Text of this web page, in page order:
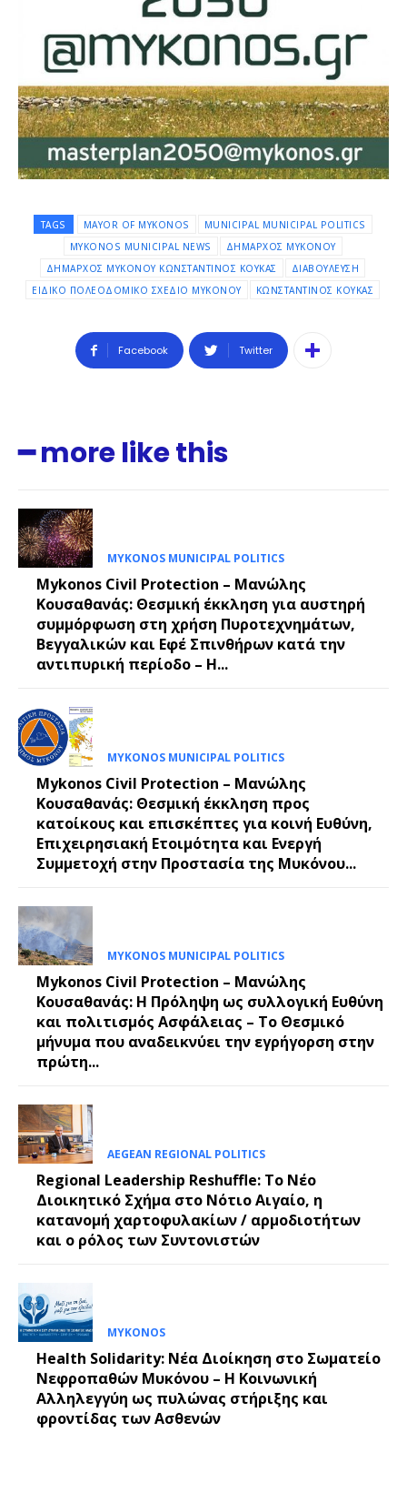
TAGS MAYOR OF MYKONOS
MUNICIPAL MUNICIPAL POLITICS
MYKONOS MUNICIPAL NEWS
ΔΗΜΑΡΧΟΣ ΜΥΚΟΝΟΥ
ΔΗΜΑΡΧΟΣ ΜΥΚΟΝΟΥ ΚΩΝΣΤΑΝΤΙΝΟΣ ΚΟΥΚΑΣ
ΔΙΑΒΟΥΛΕΥΣΗ
ΕΙΔΙΚΟ ΠΟΛΕΟΔΟΜΙΚΟ ΣΧΕΔΙΟ ΜΥΚΟΝΟΥ
ΚΩΝΣΤΑΝΤΙΝΟΣ ΚΟΥΚΑΣ
Facebook Twitter
━ more like this
MYKONOS MUNICIPAL POLITICS
Mykonos Civil Protection – Μανώλης
Κουσαθανάς: Θεσμική έκκληση για αυστηρή
συμμόρφωση στη χρήση Πυροτεχνημάτων,
Βεγγαλικών και Εφέ Σπινθήρων κατά την
αντιπυρική περίοδο – Η...
MYKONOS MUNICIPAL POLITICS
Mykonos Civil Protection – Μανώλης
Κουσαθανάς: Θεσμική έκκληση προς
κατοίκους και επισκέπτες για κοινή Ευθύνη,
Επιχειρησιακή Ετοιμότητα και Ενεργή
Συμμετοχή στην Προστασία της Μυκόνου...
MYKONOS MUNICIPAL POLITICS
Mykonos Civil Protection – Μανώλης
Κουσαθανάς: Η Πρόληψη ως συλλογική Ευθύνη
και πολιτισμός Ασφάλειας – Το Θεσμικό
μήνυμα που αναδεικνύει την εγρήγορση στην
πρώτη...
AEGEAN REGIONAL POLITICS
Regional Leadership Reshuffle: Το Νέο
Διοικητικό Σχήμα στο Νότιο Αιγαίο, η
κατανομή χαρτοφυλακίων / αρμοδιοτήτων
και ο ρόλος των Συντονιστών
MYKONOS
Health Solidarity: Νέα Διοίκηση στο Σωματείο
Νεφροπαθών Μυκόνου – Η Κοινωνική
Αλληλεγγύη ως πυλώνας στήριξης και
φροντίδας των Ασθενών